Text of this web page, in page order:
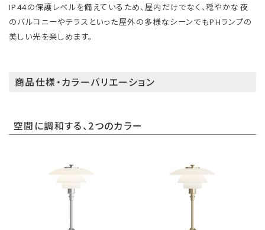
IP44の保護レベルを備えているため、屋内だけでなく、穏やかな夜
のバルコニーやテラスといった屋外の多様なシーンでもPHランプの
美しい光を楽しめます。
商品仕様・カラーバリエーション
空間に調和する、2つのカラー